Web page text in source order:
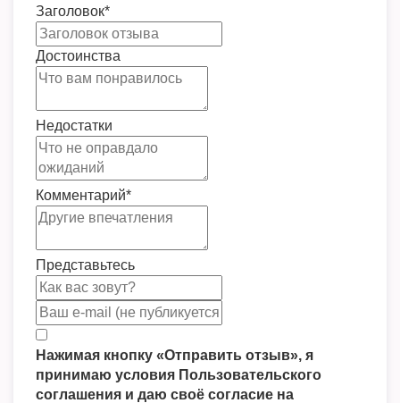
Заголовок*
Достоинства
Недостатки
Комментарий*
Представьтесь
Нажимая кнопку «Отправить отзыв», я
принимаю условия Пользовательского
соглашения и даю своё согласие на